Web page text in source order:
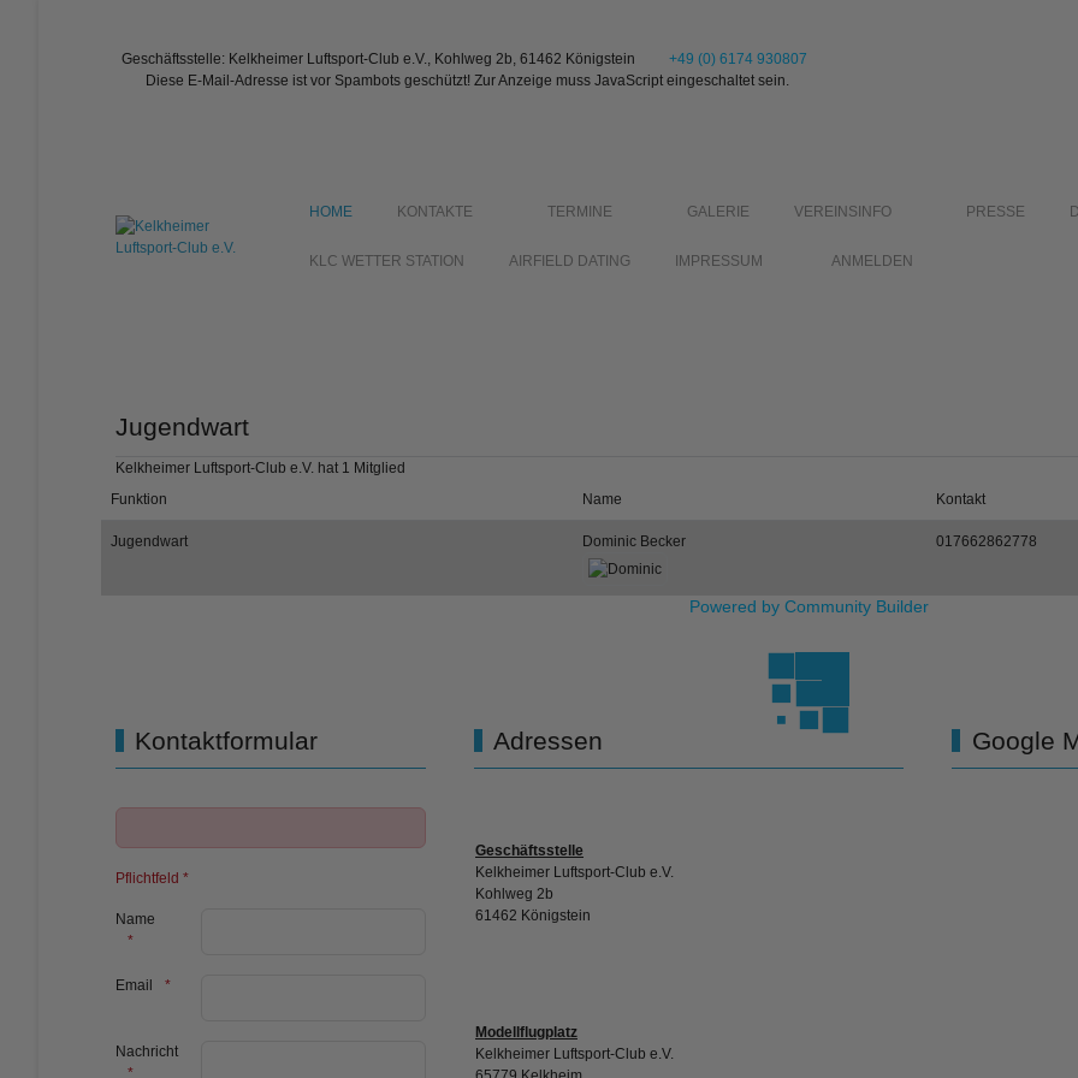
Geschäftsstelle: Kelkheimer Luftsport-Club e.V., Kohlweg 2b, 61462 Königstein
+49 (0) 6174 930807
Diese E-Mail-Adresse ist vor Spambots geschützt! Zur Anzeige muss JavaScript eingeschaltet sein.
HOME KONTAKTE TERMINE GALERIE VEREINSINFO PRESSE
KLC WETTER STATION AIRFIELD DATING IMPRESSUM ANMELDEN
Jugendwart
Kelkheimer Luftsport-Club e.V. hat 1 Mitglied
Funktion
Name Kontakt
Jugendwart Dominic Becker 017662862778
Powered by Community Builder
Kontaktformular
Pflichtfeld *
Name
Email
Nachricht
Adressen
Geschäftsstelle
Kelkheimer Luftsport-Club e.V.
Kohlweg 2b
61462 Königstein
Modellflugplatz
Kelkheimer Luftsport-Club e.V.
Google